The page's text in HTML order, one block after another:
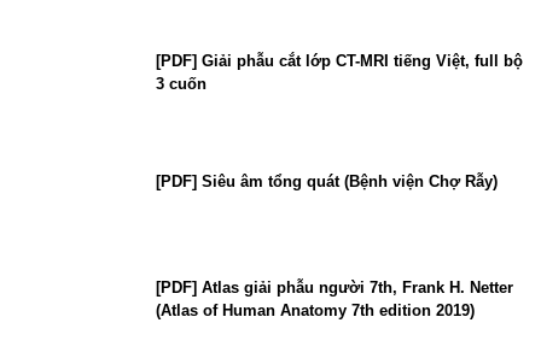
[PDF] Giải phẫu cắt lớp CT-MRI tiếng Việt, full bộ
3 cuốn
[PDF] Siêu âm tổng quát (Bệnh viện Chợ Rẫy)
[PDF] Atlas giải phẫu người 7th, Frank H. Netter
(Atlas of Human Anatomy 7th edition 2019)